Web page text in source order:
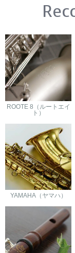
ROOTE 8（ルートエイ
ト）
YAMAHA（ヤマハ）